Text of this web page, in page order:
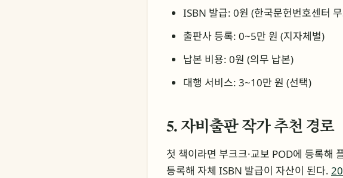
ISBN 발급: 0원 (한국문헌번호센터
출판사 등록: 0~5만 원 (지자체별)
납본 비용: 0원 (의무 납본)
대행 서비스: 3~10만 원 (선택)
5. 자비출판 작가 추천 경로
첫 책이라면 부크크·교보 POD에 등록해
등록해 자체 ISBN 발급이 자산이 된다.